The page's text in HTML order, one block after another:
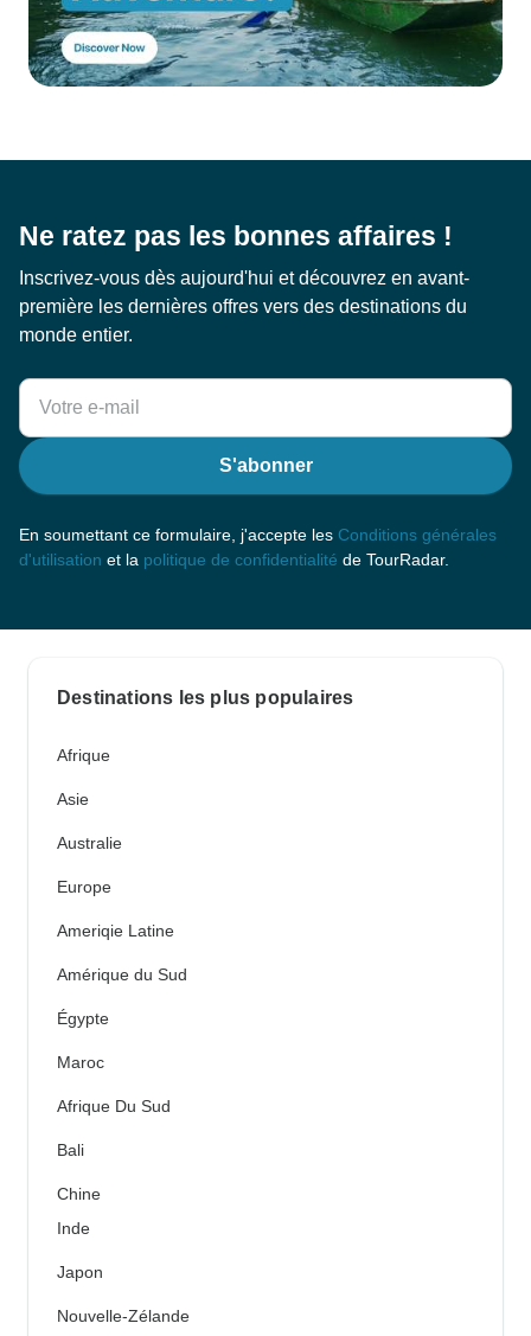
Ne ratez pas les bonnes affaires !
Inscrivez-vous dès aujourd'hui et découvrez en avant-
première les dernières offres vers des destinations du
monde entier.
S'abonner
En soumettant ce formulaire, j'accepte les Conditions générales
d'utilisation et la politique de confidentialité de TourRadar.
Destinations les plus populaires
Afrique
Asie
Australie
Europe
Ameriqie Latine
Amérique du Sud
Égypte
Maroc
Afrique Du Sud
Bali
Chine
Inde
Japon
Nouvelle-Zélande